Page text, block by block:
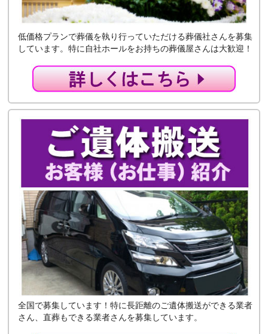
低価格プランで葬儀を執り行っていただける葬儀社さんを募集
しています。特に自社ホールをお持ちの葬儀屋さんは大歓迎！
全国で募集しています！特に長距離のご遺体搬送ができる業者
さん、直葬もできる業者さんを募集しています。